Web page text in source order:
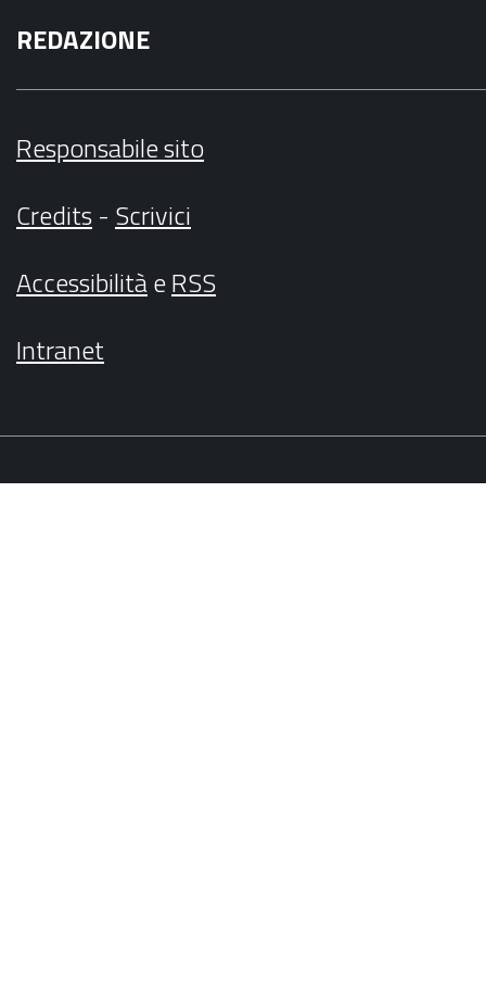
REDAZIONE
Responsabile sito
Credits- Scrivici
AccessibilitàeRSS
Intranet